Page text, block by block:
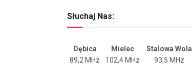
Słuchaj Nas:
Dębica Mielec Stalowa Wola
89,2 MHz
102,4 MHz 93,5 MHz